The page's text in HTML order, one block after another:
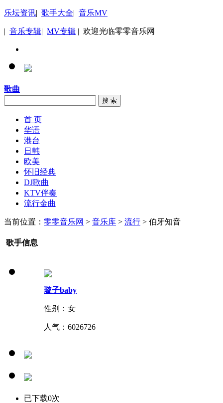
乐坛资讯| 歌手大全| 音乐MV
| 音乐专辑| MV专辑 | 欢迎光临零零音乐网
歌曲
搜 索
首 页
华语
港台
日韩
欧美
怀旧经典
DJ歌曲
KTV伴奏
流行金曲
当前位置： 零零音乐网 > 音乐库 > 流行 > 伯牙知音
歌手信息
璇子baby
性别：女
人气： 6026726
已下载0次